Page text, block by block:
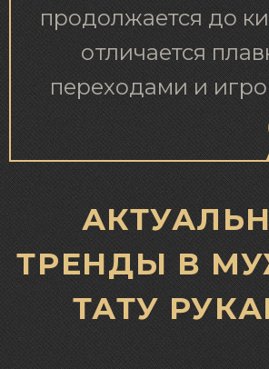
продолжается до
отличается
переходами и
ТРЕНДЫ В
ТАТУ